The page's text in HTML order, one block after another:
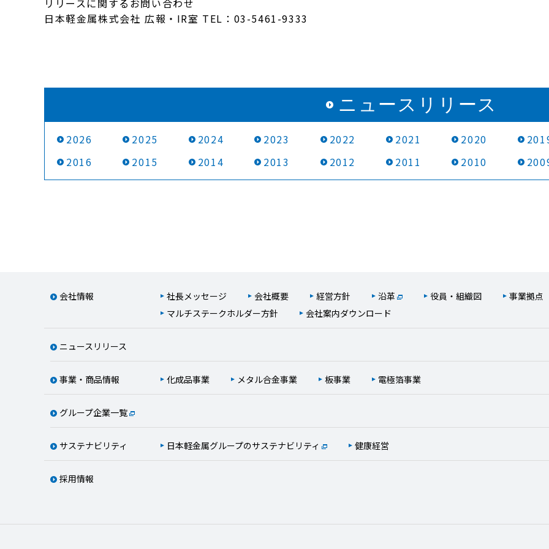
リリースに関するお問い合わせ
日本軽金属株式会社 広報・IR室 TEL：03-5461-9333
ニュースリリース
2026 2025 2024 2023 2022 2021 2020
2016
2015 2014 2013 2012 2011 2010
会社情報 社長メッセージ 会社概要 経営方針 沿革 役員・組織図 事業拠点
マルチステークホルダー方針
会社案内ダウンロード
ニュースリリース
事業・商品情報 化成品事業 メタル合金事業 板事業 電極箔事業
グループ企業一覧
サステナビリティ 日本軽金属グループのサステナビリティ 健康経営
採用情報